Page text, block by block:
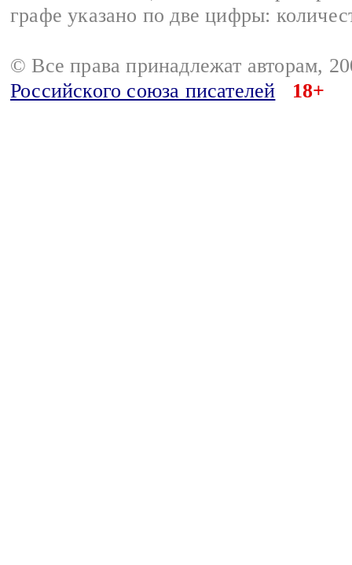
графе указано по две цифры:
© Все права принадлежат авторам,
Российского союза писателей
18+